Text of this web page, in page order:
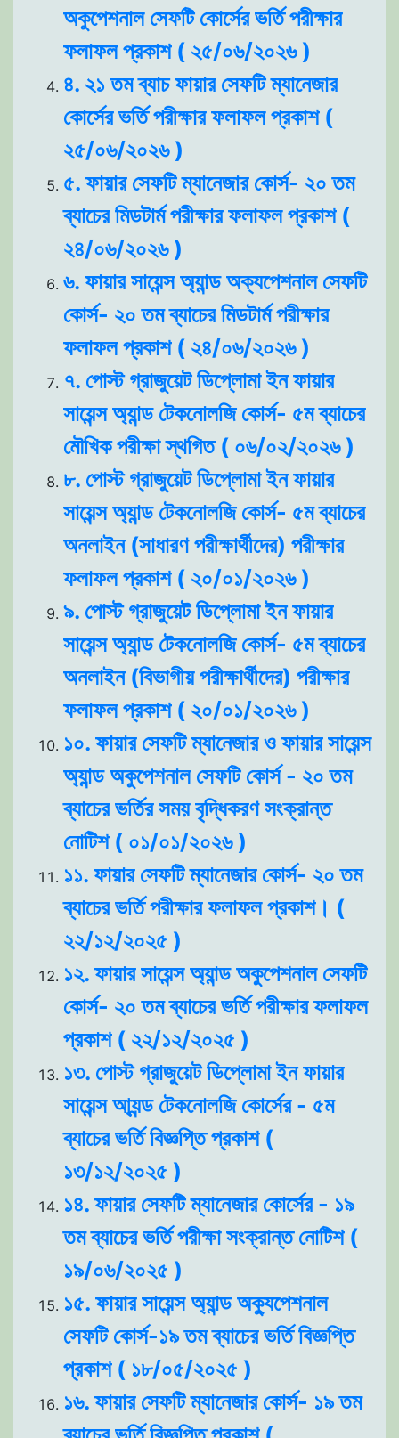
অকুপেশনাল সেফটি কোর্সের ভর্তি পরীক্ষার
ফলাফল প্রকাশ ( ২৫/০৬/২০২৬ )
৪. ২১ তম ব্যাচ ফায়ার সেফটি ম্যানেজার
কোর্সের ভর্তি পরীক্ষার ফলাফল প্রকাশ (
২৫/০৬/২০২৬ )
৫. ফায়ার সেফটি ম্যানেজার কোর্স- ২০ তম
ব্যাচের মিডটার্ম পরীক্ষার ফলাফল প্রকাশ (
২৪/০৬/২০২৬ )
৬. ফায়ার সায়েন্স অ্যান্ড অক্যপেশনাল সেফটি
কোর্স- ২০ তম ব্যাচের মিডটার্ম পরীক্ষার
ফলাফল প্রকাশ ( ২৪/০৬/২০২৬ )
৭. পোস্ট গ্রাজুয়েট ডিপ্লোমা ইন ফায়ার
সায়েন্স অ্যান্ড টেকনোলজি কোর্স- ৫ম ব্যাচের
মৌখিক পরীক্ষা স্থগিত ( ০৬/০২/২০২৬ )
৮. পোস্ট গ্রাজুয়েট ডিপ্লোমা ইন ফায়ার
সায়েন্স অ্যান্ড টেকনোলজি কোর্স- ৫ম ব্যাচের
অনলাইন (সাধারণ পরীক্ষার্থীদের) পরীক্ষার
ফলাফল প্রকাশ ( ২০/০১/২০২৬ )
৯. পোস্ট গ্রাজুয়েট ডিপ্লোমা ইন ফায়ার
সায়েন্স অ্যান্ড টেকনোলজি কোর্স- ৫ম ব্যাচের
অনলাইন (বিভাগীয় পরীক্ষার্থীদের) পরীক্ষার
ফলাফল প্রকাশ ( ২০/০১/২০২৬ )
১০. ফায়ার সেফটি ম্যানেজার ও ফায়ার সায়েন্স
অ্যান্ড অকুপেশনাল সেফটি কোর্স - ২০ তম
ব্যাচের ভর্তির সময় বৃদ্ধিকরণ সংক্রান্ত
নোটিশ ( ০১/০১/২০২৬ )
১১. ফায়ার সেফটি ম্যানেজার কোর্স- ২০ তম
ব্যাচের ভর্তি পরীক্ষার ফলাফল প্রকাশ। (
২২/১২/২০২৫ )
১২. ফায়ার সায়েন্স অ্যান্ড অকুপেশনাল সেফটি
কোর্স- ২০ তম ব্যাচের ভর্তি পরীক্ষার ফলাফল
প্রকাশ ( ২২/১২/২০২৫ )
১৩. পোস্ট গ্রাজুয়েট ডিপ্লোমা ইন ফায়ার
সায়েন্স আ্যন্ড টেকনোলজি কোর্সের - ৫ম
ব্যাচের ভর্তি বিজ্ঞপ্তি প্রকাশ (
১৩/১২/২০২৫ )
১৪. ফায়ার সেফটি ম্যানেজার কোর্সের - ১৯
তম ব্যাচের ভর্তি পরীক্ষা সংক্রান্ত নোটিশ (
১৯/০৬/২০২৫ )
১৫. ফায়ার সায়েন্স অ্যান্ড অক্যুপেশনাল
সেফটি কোর্স-১৯ তম ব্যাচের ভর্তি বিজ্ঞপ্তি
প্রকাশ ( ১৮/০৫/২০২৫ )
১৬. ফায়ার সেফটি ম্যানেজার কোর্স- ১৯ তম